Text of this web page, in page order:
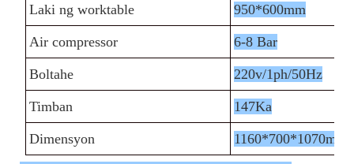
Laki ng worktable 950*600mm
Air compressor 6-8 Bar
Boltahe 220v/1ph/50Hz
Timban 147Ka
Dimensyon 1160*700*1070mm